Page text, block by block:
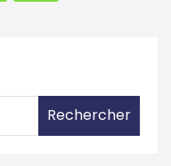
Rechercher